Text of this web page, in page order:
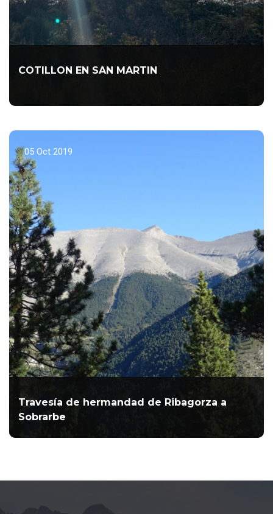
COTILLON EN SAN MARTIN
LEER MÁS...
05 Oct 2019
Travesía de hermandad de Ribagorza a
Sobrarbe
de amistad y convivencia